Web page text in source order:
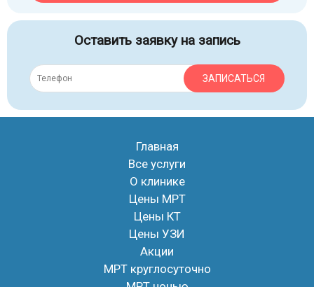
Оставить заявку на запись
ЗАПИСАТЬСЯ
Главная
Все услуги
О клинике
Цены МРТ
Цены КТ
Цены УЗИ
Акции
МРТ круглосуточно